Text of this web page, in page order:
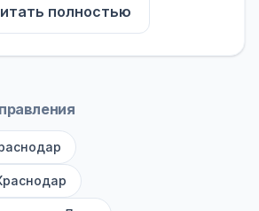
вы можете найти
Массандра - Губкин,
и выбрать подходящий.
(8–18 мест). Если важен
лучше подвеска и
меньше.
полностью